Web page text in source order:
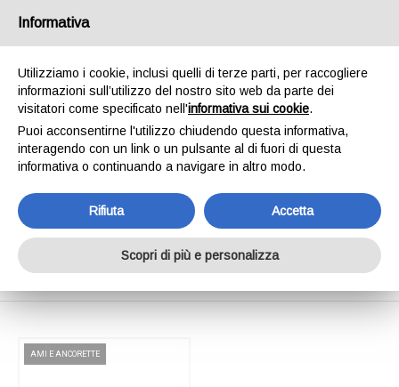
SPEDIAMO IN 24/48H - SPEDIZIONI GRATUITE
INVIA MESSAGGIO
Shop Online
Home
AMI E ANCORETTE
Informativa
Utilizziamo i cookie, inclusi quelli di terze parti, per raccogliere
informazioni sull’utilizzo del nostro sito web da parte dei
visitatori come specificato nell'informativa sui cookie.
Puoi acconsentirne l'utilizzo chiudendo questa informativa,
interagendo con un link o un pulsante al di fuori di questa
informativa o continuando a navigare in altro modo.
Rifiuta Accetta
Scopri di più e personalizza